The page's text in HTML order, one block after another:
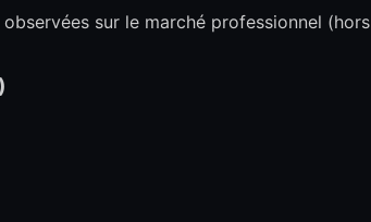
sur le marché professionnel (hors